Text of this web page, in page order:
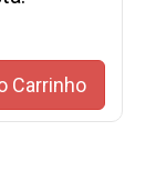
Carrinho